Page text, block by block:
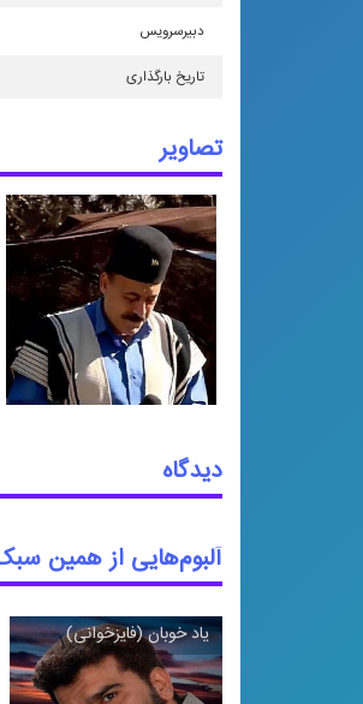
دبیرسرویس
تاریخ بارگذاری
تصاویر
دیدگاه
آلبوم‌هایی از همین
یاد خوبان (فایزخوانی)\